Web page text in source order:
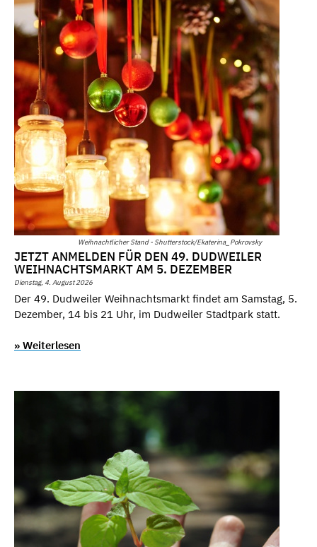
Weihnachtlicher Stand - Shutterstock/Ekaterina_Pokrovsky
JETZT ANMELDEN FÜR DEN 49. DUDWEILER
WEIHNACHTSMARKT AM 5. DEZEMBER
Dienstag, 4. August 2026
Der 49. Dudweiler Weihnachtsmarkt findet am Samstag, 5.
Dezember, 14 bis 21 Uhr, im Dudweiler Stadtpark statt.
» Weiterlesen